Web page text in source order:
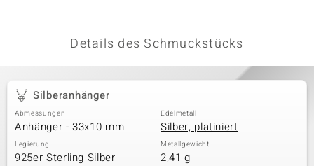
Details des Schmuckstücks
Silberanhänger
Abmessungen
Anhänger - 33x10 mm
Edelmetall
Silber, platiniert
Legierung
925er Sterling Silber
Metallgewicht
2,41 g